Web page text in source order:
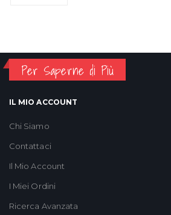
Per Saperne di Più
IL MIO ACCOUNT
Chi Siamo
Contattaci
Il Mio Account
I Miei Ordini
Ricerca Avanzata